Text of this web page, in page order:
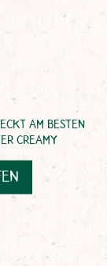
AM BESTEN
CREAMY